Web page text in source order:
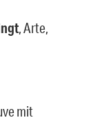
, Arte,
mit